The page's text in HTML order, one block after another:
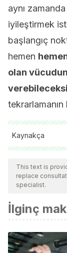
aynı zamanda
iyileştirmek
başlangıç
hemen
olan
tekrarlamanın
Kaynakça
de:http://
This text is
replace
specialist.
İlginç